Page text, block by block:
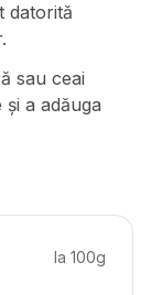
datorită
sau ceai
a adăuga
la 100g